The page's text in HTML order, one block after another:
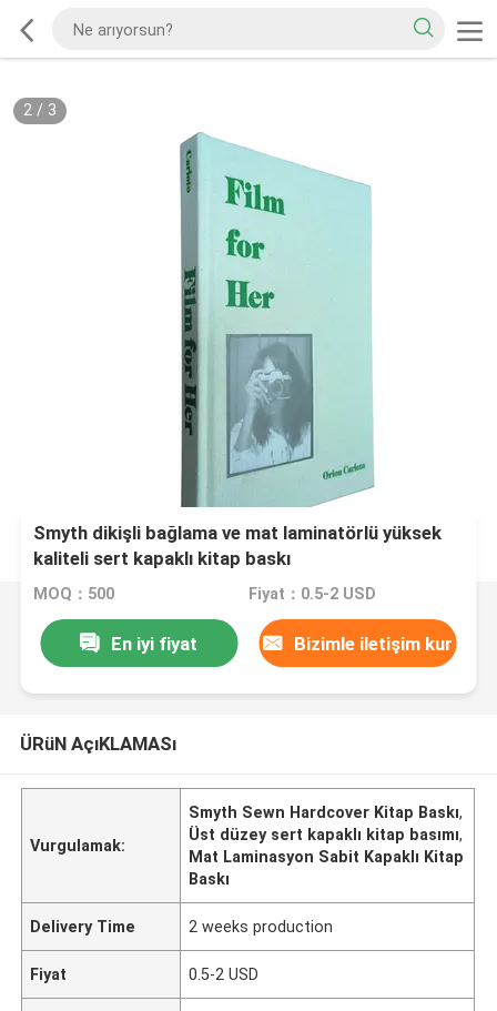
2/ 3
Smyth dikişli bağlama ve mat laminatörlü yüksek
kaliteli sert kapaklı kitap baskı
MOQ：500 Fiyat：0.5-2 USD
En iyi fiyat Bizimle iletişim kur
ÜRüN AçıKLAMASı
Vurgulamak:
Smyth Sewn Hardcover Kitap Baskı,
Üst düzey sert kapaklı kitap basımı,
Mat Laminasyon Sabit Kapaklı Kitap
Baskı
Delivery Time 2 weeks production
Fiyat 0.5-2 USD